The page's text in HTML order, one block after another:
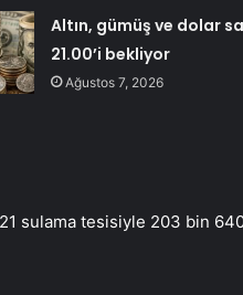
Altın, gümüş ve dolar
21.00’i bekliyor
Ağustos 7, 2026
21 sulama tesisiyle 203 bin